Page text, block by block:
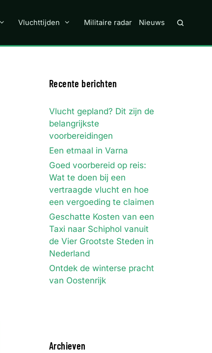
Vluchttijden Militaire radar Nieuws
Recente berichten
Vlucht gepland? Dit zijn de
belangrijkste
voorbereidingen
Een etmaal in Varna
Goed voorbereid op reis:
Wat te doen bij een
vertraagde vlucht en hoe
een vergoeding te claimen
Geschatte Kosten van een
Taxi naar Schiphol vanuit
de Vier Grootste Steden in
Nederland
Ontdek de winterse pracht
van Oostenrijk
Archieven